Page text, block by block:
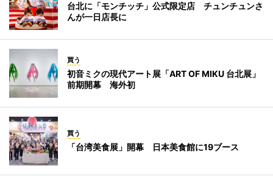
台北に「モンチッチ」公式限定店 チュンチュンさ
んが一日店長に
買う
初音ミクの現代アート展「ART OF MIKU 台北展」
前期開幕 海外初
買う
「台湾美食展」開幕 日本美食館に19ブース